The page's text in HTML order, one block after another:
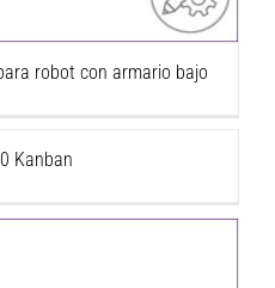
robot con armario bajo
Kanban